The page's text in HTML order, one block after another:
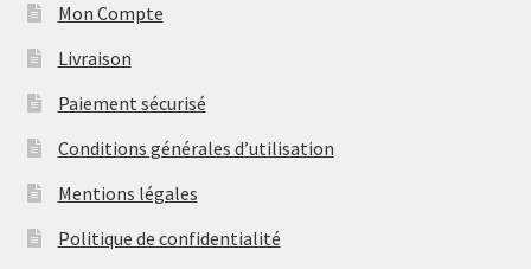
Mon Compte
Livraison
Paiement sécurisé
Conditions générales d’utilisation
Mentions légales
Politique de confidentialité